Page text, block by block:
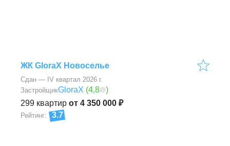
ЖК GloraX Новоселье
Сдан — IV квартал 2026 г.
299 квартир от 4 350 000 ₽
ЗастройщикGloraX (4,8 )
Рейтинг: 3.7